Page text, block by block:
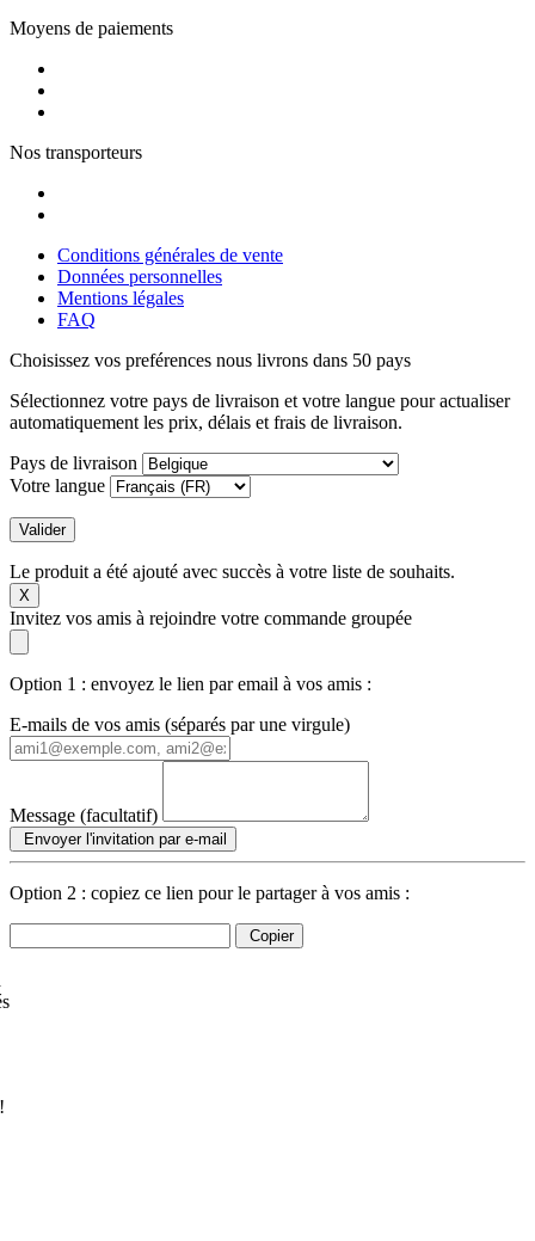
Moyens de paiements
Nos transporteurs
Conditions générales de vente
Données personnelles
Mentions légales
FAQ
Choisissez vos preférences nous livrons dans 50 pays
Sélectionnez votre pays de livraison et votre langue pour actualiser
automatiquement les prix, délais et frais de livraison.
Pays de livraison
Votre langue
Valider
Le produit a été ajouté avec succès à votre liste de souhaits.
X
Invitez vos amis à rejoindre votre commande groupée
Option 1 : envoyez le lien par email à vos amis :
E-mails de vos amis (séparés par une virgule)
Message (facultatif)
Envoyer l'invitation par e-mail
Option 2 : copiez ce lien pour le partager à vos amis :
Copier